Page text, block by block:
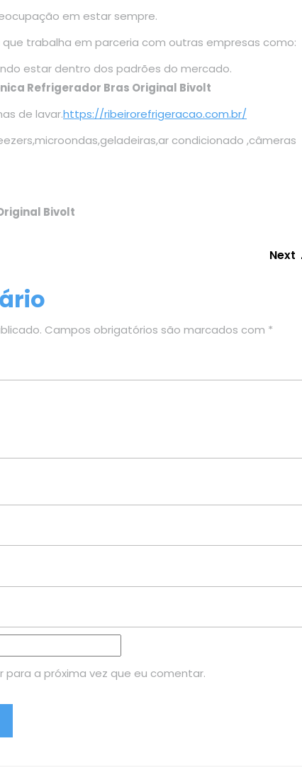
em estar sempre.
trabalha em parceria com outras empresas como:
estar dentro dos padrões do mercado.
Refrigerador Bras Original Bivolt
de lavar.https://ribeirorefrigeracao.com.br/
condicionado ,câmeras
Bivolt
Next
Campos obrigatórios são marcados com *
a próxima vez que eu comentar.